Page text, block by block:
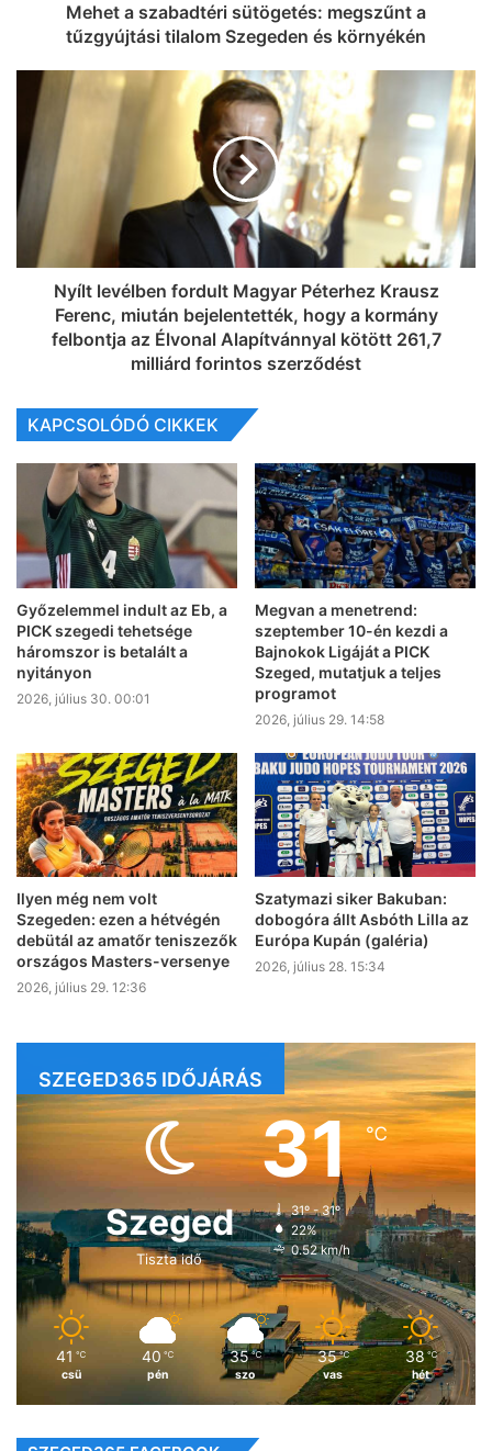
Mehet a szabadtéri sütögetés: megszűnt a
tűzgyújtási tilalom Szegeden és környékén
Nyílt levélben fordult Magyar Péterhez Krausz
Ferenc, miután bejelentették, hogy a kormány
felbontja az Élvonal Alapítvánnyal kötött 261,7
milliárd forintos szerződést
KAPCSOLÓDÓ CIKKEK
Győzelemmel indult az Eb, a
PICK szegedi tehetsége
háromszor is betalált a
nyitányon
2026, július 30. 00:01
Megvan a menetrend:
szeptember 10-én kezdi a
Bajnokok Ligáját a PICK
Szeged, mutatjuk a teljes
programot
2026, július 29. 14:58
Ilyen még nem volt
Szegeden: ezen a hétvégén
debütál az amatőr teniszezők
országos Masters-versenye
2026, július 29. 12:36
Szatymazi siker Bakuban:
dobogóra állt Asbóth Lilla az
Európa Kupán (galéria)
2026, július 28. 15:34
SZEGED365 IDŐJÁRÁS
Szeged
Tiszta idő
31℃
31º - 31º
22%
0.52 km/h
41 ℃
csü
40 ℃
pén
35 ℃
szo
35 ℃
vas
38 ℃
hét